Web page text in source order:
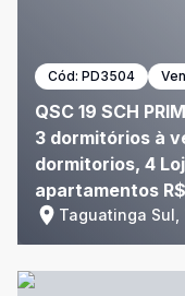
Cód: PD3504
QSC 19 SCH
3 dormitórios à
dormitorios, 4
apartamentos
Taguatinga